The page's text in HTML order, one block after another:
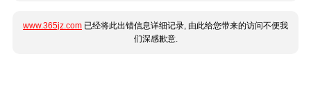
www.365jz.com 已经将此出错信息详细记录, 由此给您带来的访问不便我
们深感歉意.